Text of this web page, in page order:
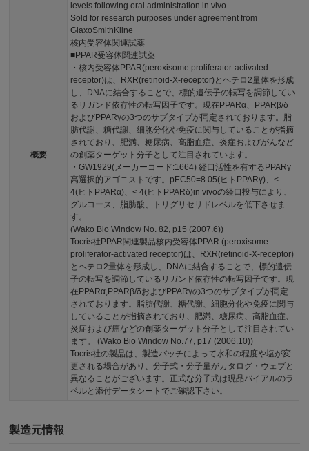
概要
levels following oral administration in vivo.
Sold for research purposes under agreement from
GlaxoSmithKline
核内受容体関連試薬
■PPAR受容体関連試薬
・核内受容体PPAR(peroxisome proliferator-activated
receptor)は、RXR(retinoid-X-receptor)とヘテロ2量体を形成
し、DNAに結合することで、標的遺伝子の転写を調節してい
るリガンド依存性の転写因子です。現在PPARα、PPARβ/δ
およびPPARγの3つのサブタイプが同定されております。脂
肪代謝、糖代謝、細胞分化や免疫に関与していることが指摘
されており、肥満、糖尿病、高脂血症、炎症およびがんなど
の創薬ターゲット分子として注目されています。
・GW1929(メーカーコード:1664) 経口活性を有するPPARγ
高選択的アゴニストです。pEC50=8.05(ヒトPPARγ)、<
4(ヒトPPARα)、< 4(ヒトPPARδ)in vivoの経口投与により、
グルコース、脂肪酸、トリグリセリドレベルを低下させま
す。
(Wako Bio Window No. 82, p15 (2007.6))
Tocris社PPAR関連製品核内受容体PPAR (peroxisome
proliferator-activated receptor)は、RXR(retinoid-X-receptor)
とヘテロ2量体を形成し、DNAに結合することで、標的遺伝
子の転写を調節しているリガンド依存性の転写因子です。現
在PPARα,PPARβ/δおよびPPARγの3つのサブタイプが同定
されております。脂肪代謝、糖代謝、細胞分化や免疫に関与
していることが指摘されており、肥満、糖尿病、高脂血症、
炎症および癌などの創薬ターゲット分子として注目されてい
ます。 (Wako Bio Window No.77, p17 (2006.10))
Tocris社の製品は、製造バッチによって水和の程度や塩が変
更される場合があり、分子式・分子量がカタログ・ウェブと
異なることがございます。正式な分子式は現品バイアルのラ
ベルと添付データシートでご確認下さい。
製造元情報